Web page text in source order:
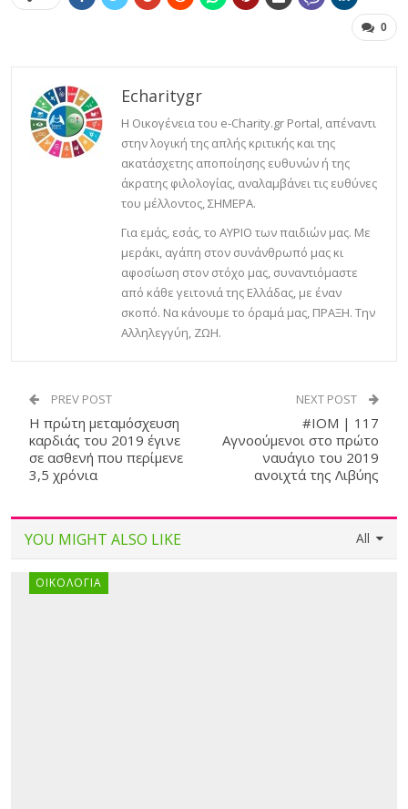
0
Echaritygr
Η Οικογένεια του e-Charity.gr Portal, απέναντι
στην λογική της απλής κριτικής και της
ακατάσχετης αποποίησης ευθυνών ή της
άκρατης φιλολογίας, αναλαμβάνει τις ευθύνες
του μέλλοντος, ΣΗΜΕΡΑ.
Για εμάς, εσάς, το ΑΥΡΙΟ των παιδιών μας. Με
μεράκι, αγάπη στον συνάνθρωπό μας κι
αφοσίωση στον στόχο μας, συναντιόμαστε
από κάθε γειτονιά της Ελλάδας, με έναν
σκοπό. Να κάνουμε το όραμά μας, ΠΡΑΞΗ. Την
Αλληλεγγύη, ΖΩΗ.
PREV POST
Η πρώτη μεταμόσχευση
καρδιάς του 2019 έγινε
σε ασθενή που περίμενε
3,5 χρόνια
NEXT POST
#IOM | 117
Αγνοούμενοι στο πρώτο
ναυάγιο του 2019
ανοιχτά της Λιβύης
All
YOU MIGHT ALSO LIKE
ΟΙΚΟΛΟΓΊΑ